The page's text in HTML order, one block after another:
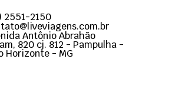
2551-2150
Antônio Abrahão
820 cj. 812 - Pampulha -
Horizonte - MG